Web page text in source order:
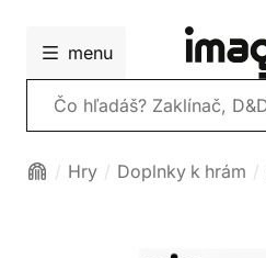
menu
Vyhľadávanie
Hry Doplnky k hrám